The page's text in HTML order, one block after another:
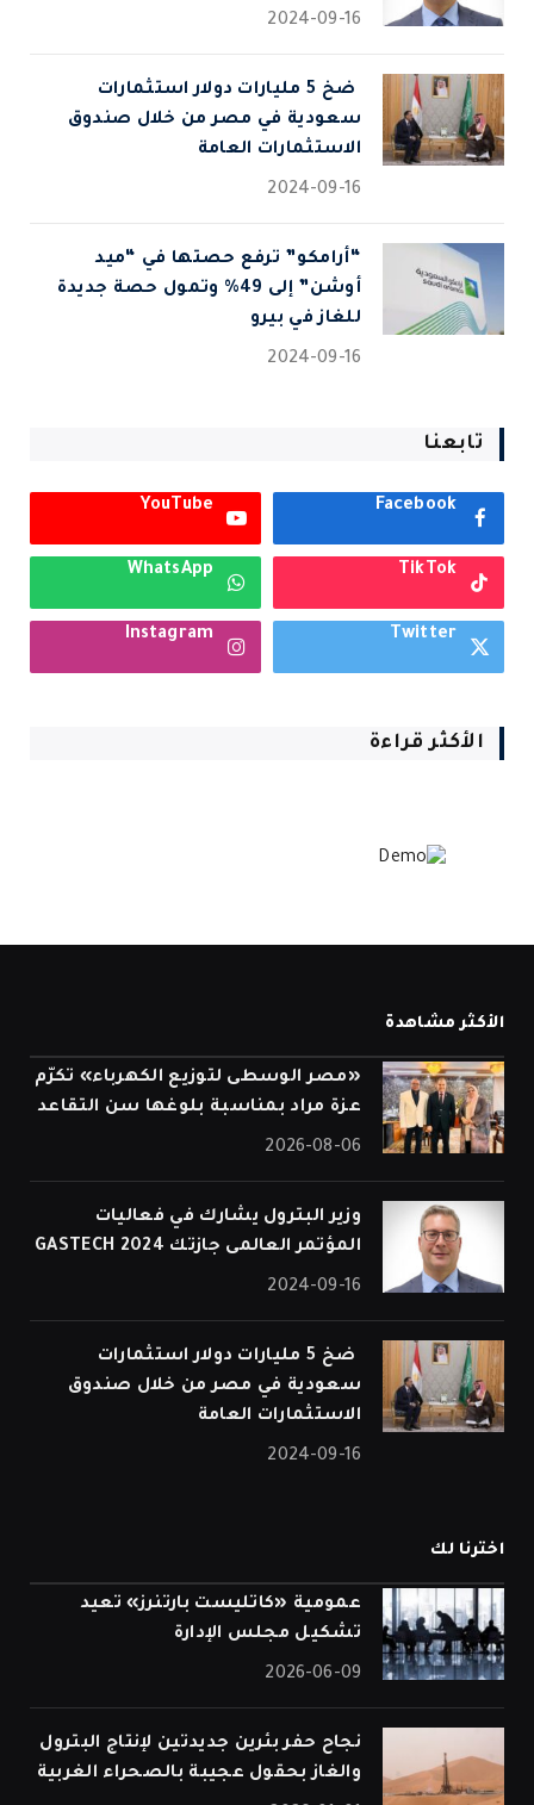
2024-09-16
⁠ ضخ 5 مليارات دولار استثمارات
سعودية في مصر من خلال صندوق
الاستثمارات العامة
2024-09-16
“أرامكو” ترفع حصتها في “ميد
أوشن” إلى 49% وتمول حصة جديدة
للغاز في بيرو
2024-09-16
تابعنا
Facebook
YouTube
TikTok
WhatsApp
Twitter
Instagram
الأكثر قراءة
الأكثر مشاهدة
«مصر الوسطى لتوزيع الكهرباء» تكرّم
عزة مراد بمناسبة بلوغها سن التقاعد
2026-08-06
وزير البترول يشارك في فعاليات
المؤتمر العالمى جازتك 2024 GASTECH
2024-09-16
⁠ ضخ 5 مليارات دولار استثمارات
سعودية في مصر من خلال صندوق
الاستثمارات العامة
2024-09-16
اخترنا لك
عمومية «كاتليست بارتنرز» تعيد
تشكيل مجلس الإدارة
2026-06-09
نجاح حفر بئرين جديدتين لإنتاج البترول
والغاز بحقول عجيبة بالصحراء الغربية